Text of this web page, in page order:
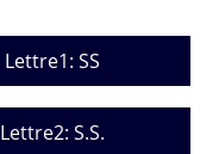
Lettre1: SS
Lettre2: S.S.